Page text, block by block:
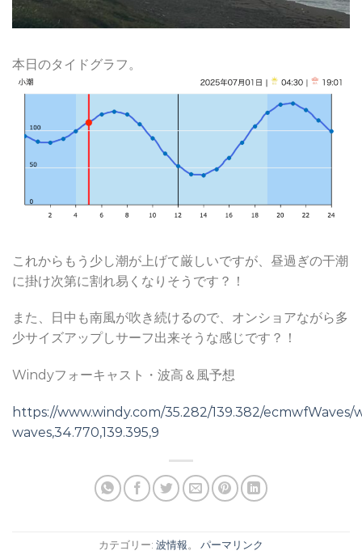
本日のタイドグラフ。
これからもう少し潮が上げて厳しいですが、昼過ぎの干潮
に掛け次第に割れ易くなりそうです？！
また、日中も南風が吹き続けるので、オンショアながら多
少サイズアップしサーフ出来そうな感じです？！
Windyフォーキャスト・波高＆風予想
https://www.windy.com/35.282/139.382/ecmwfWaves/
waves,34.770,139.395,9
カテゴリー: 波情報。 パーマリンク